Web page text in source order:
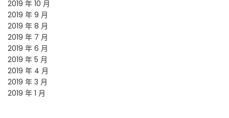
2019 年 10 月
2019 年 9 月
2019 年 8 月
2019 年 7 月
2019 年 6 月
2019 年 5 月
2019 年 4 月
2019 年 3 月
2019 年 1 月